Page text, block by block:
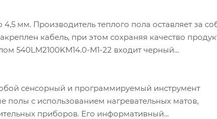
мм. Производитель теплого пола оставляет за
кабель, при этом сохраняя качество
540LM2100KM14.0-M1-22 входит черный
сенсорный и программируемый инструмент
полы с использованием нагревательных матов,
приборов. Его информативный